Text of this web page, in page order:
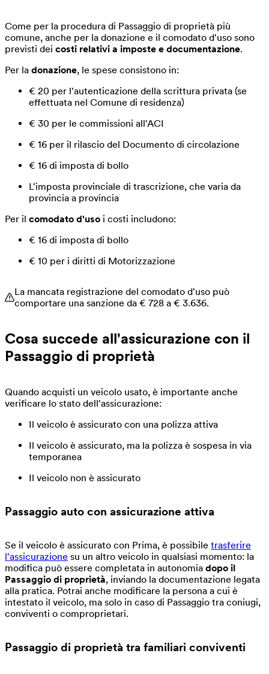
Come per la procedura di Passaggio di proprietà più
comune, anche per la donazione e il comodato d'uso sono
previsti dei costi relativi a imposte e documentazione.
Per la donazione, le spese consistono in:
€ 20 per l'autenticazione della scrittura privata (se
effettuata nel Comune di residenza)
€ 30 per le commissioni all'ACI
€ 16 per il rilascio del Documento di circolazione
€ 16 di imposta di bollo
L'imposta provinciale di trascrizione, che varia da
provincia a provincia
Per il comodato d'uso i costi includono:
€ 16 di imposta di bollo
€ 10 per i diritti di Motorizzazione
La mancata registrazione del comodato d'uso può
comportare una sanzione da € 728 a € 3.636.
Cosa succede all'assicurazione con il
Passaggio di proprietà
Quando acquisti un veicolo usato, è importante anche
verificare lo stato dell'assicurazione:
Il veicolo è assicurato con una polizza attiva
Il veicolo è assicurato, ma la polizza è sospesa in via
temporanea
Il veicolo non è assicurato
Passaggio auto con assicurazione attiva
Se il veicolo è assicurato con Prima, è possibile trasferire
l'assicurazione su un altro veicolo in qualsiasi momento: la
modifica può essere completata in autonomia dopo il
Passaggio di proprietà, inviando la documentazione legata
alla pratica. Potrai anche modificare la persona a cui è
intestato il veicolo, ma solo in caso di Passaggio tra coniugi,
conviventi o comproprietari.
Passaggio di proprietà tra familiari conviventi